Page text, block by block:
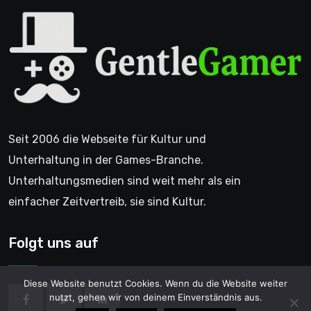
Seit 2006 die Webseite für Kultur und
Unterhaltung in der Games-Branche.
Unterhaltungsmedien sind weit mehr als ein
einfacher Zeitvertreib, sie sind Kultur.
Folgt uns auf
Diese Website benutzt Cookies. Wenn du die Website weiter
nutzt, gehen wir von deinem Einverständnis aus.